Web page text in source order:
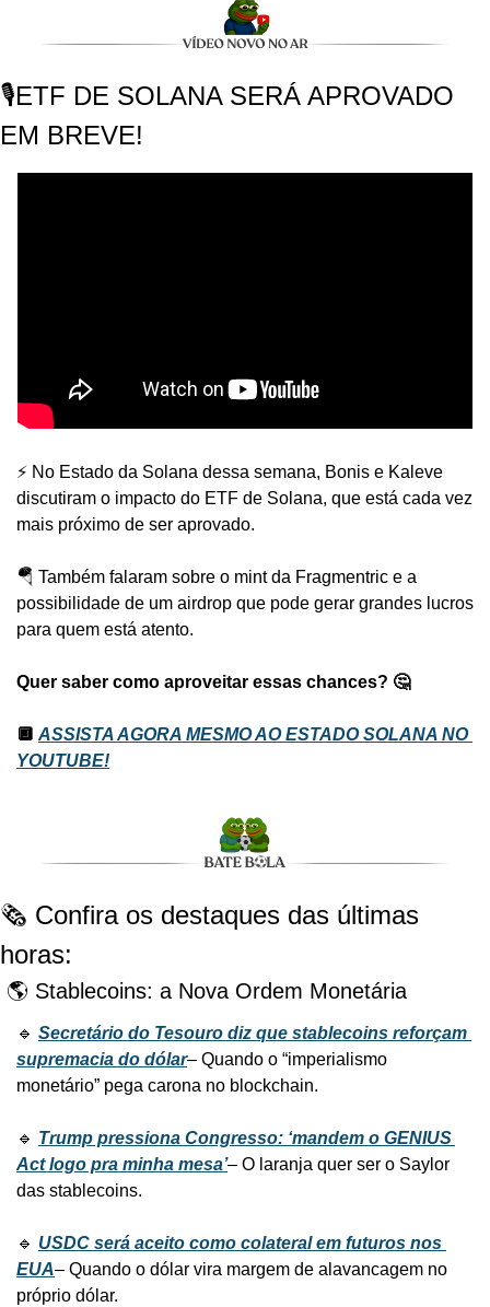
🎙️ETF DE SOLANA SERÁ APROVADO
EM BREVE!
⚡️ No Estado da Solana dessa semana, Bonis e Kaleve
discutiram o impacto do ETF de Solana, que está cada vez
mais próximo de ser aprovado.
🪂 Também falaram sobre o mint da Fragmentric e a
possibilidade de um airdrop que pode gerar grandes lucros
para quem está atento.
Quer saber como aproveitar essas chances? 🤔
🔲 ASSISTA AGORA MESMO AO ESTADO SOLANA NO
YOUTUBE!
🗞️ Confira os destaques das últimas
horas:
🌎 Stablecoins: a Nova Ordem Monetária
🔹 Secretário do Tesouro diz que stablecoins reforçam
supremacia do dólar– Quando o “imperialismo
monetário” pega carona no blockchain.
🔹 Trump pressiona Congresso: ‘mandem o GENIUS
Act logo pra minha mesa’– O laranja quer ser o Saylor
das stablecoins.
🔹 USDC será aceito como colateral em futuros nos
EUA– Quando o dólar vira margem de alavancagem no
próprio dólar.